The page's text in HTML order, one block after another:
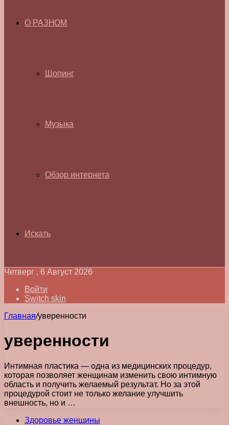
О РАЗНОМ
Шопинг
Музыка
Обзор интернета
Искать
Четверг , 6 Август 2026
Войти
Switch skin
Главная/уверенности
уверенности
Интимная пластика — одна из медицинских процедур,
которая позволяет женщинам изменить свою интимную
область и получить желаемый результат. Но за этой
процедурой стоит не только желание улучшить
внешность, но и …
Здоровье женщины